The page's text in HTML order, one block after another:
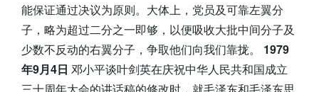
能保证通过决议为原则。大体上，党员及可靠左翼分
子，略为超过二分之一即够，以便吸收大批中间分子及
少数不反动的右翼分子，争取他们向我们靠拢。 1979
年9月4日 邓小平谈叶剑英在庆祝中华人民共和国成立
三十周年大会的讲话稿的修改时，就毛泽东和毛泽东思